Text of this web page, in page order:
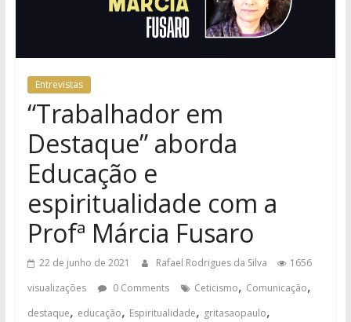
Entrevistas
“Trabalhador em
Destaque” aborda
Educação e
espiritualidade com a
Profª Márcia Fusaro
22 de junho de 2021 Rafael Rodrigues da Silva
1656
visualizações
0 Comments Ceticismo, Comunicação,
destaque, educação, Espiritualidade, gritasaopaulo,